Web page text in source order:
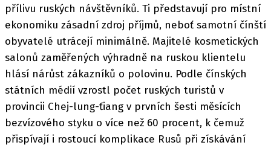
přílivu ruských návštěvníků. Ti představují pro místní
ekonomiku zásadní zdroj příjmů, neboť samotní čínští
obyvatelé utrácejí minimálně. Majitelé kosmetických
salonů zaměřených výhradně na ruskou klientelu
hlásí nárůst zákazníků o polovinu. Podle čínských
státních médií vzrostl počet ruských turistů v
provincii Chej-lung-ťiang v prvních šesti měsících
bezvízového styku o více než 60 procent, k čemuž
přispívají i rostoucí komplikace Rusů při získávání